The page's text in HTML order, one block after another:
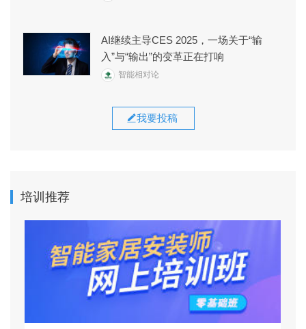
AI继续主导CES 2025，一场关于“输
入”与“输出”的变革正在打响
智能相对论
我要投稿
培训推荐